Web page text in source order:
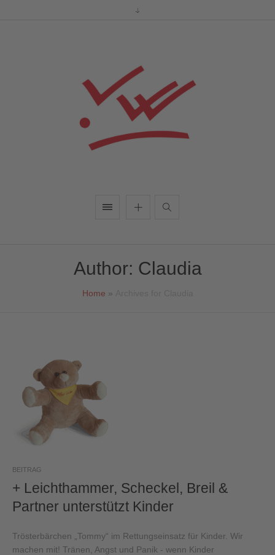
Insolvenzrecht /
Author: Claudia
Home »
BEITRAG
+ Leichthammer, Scheckel, Breil &
Partner unterstützt Kinder
Trösterbärchen „Tommy“ im Rettungseinsatz für Kinder. Wir
machen mit! Tränen, Angst und Panik - wenn Kinder